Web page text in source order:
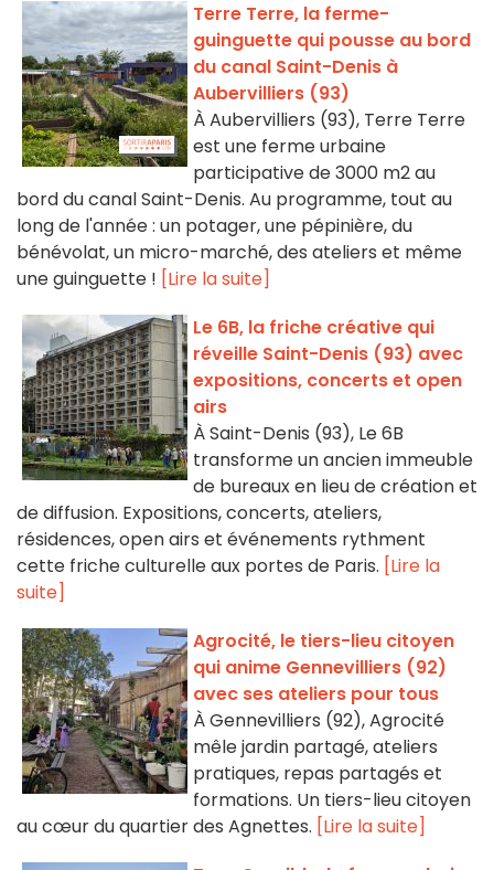
Terre Terre, la ferme-
guinguette qui pousse au bord
du canal Saint-Denis à
Aubervilliers (93)
À Aubervilliers (93), Terre Terre
est une ferme urbaine
participative de 3000 m2 au
bord du canal Saint-Denis. Au programme, tout au
long de l'année : un potager, une pépinière, du
bénévolat, un micro-marché, des ateliers et même
une guinguette ! [Lire la suite]
Le 6B, la friche créative qui
réveille Saint-Denis (93) avec
expositions, concerts et open
airs
À Saint-Denis (93), Le 6B
transforme un ancien immeuble
de bureaux en lieu de création et
de diffusion. Expositions, concerts, ateliers,
résidences, open airs et événements rythment
cette friche culturelle aux portes de Paris. [Lire la
suite]
Agrocité, le tiers-lieu citoyen
qui anime Gennevilliers (92)
avec ses ateliers pour tous
À Gennevilliers (92), Agrocité
mêle jardin partagé, ateliers
pratiques, repas partagés et
formations. Un tiers-lieu citoyen
au cœur du quartier des Agnettes. [Lire la suite]